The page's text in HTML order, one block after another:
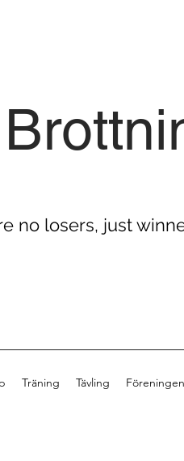
no losers, just
Träning Tävling Föreningen